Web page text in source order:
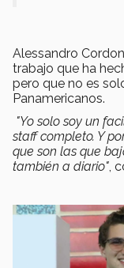
Alessandro
trabajo que ha
pero que no es
Panamericanos.
"Yo solo soy un
staff completo. Y
que son las que
también a diario" ,